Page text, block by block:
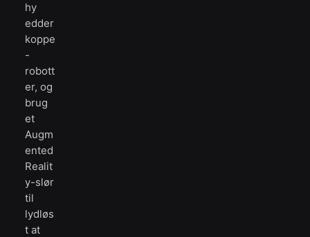
hy
edder
koppe
-
robott
er, og
brug
et
Augm
ented
Realit
y-slør
til
lydløs
t at